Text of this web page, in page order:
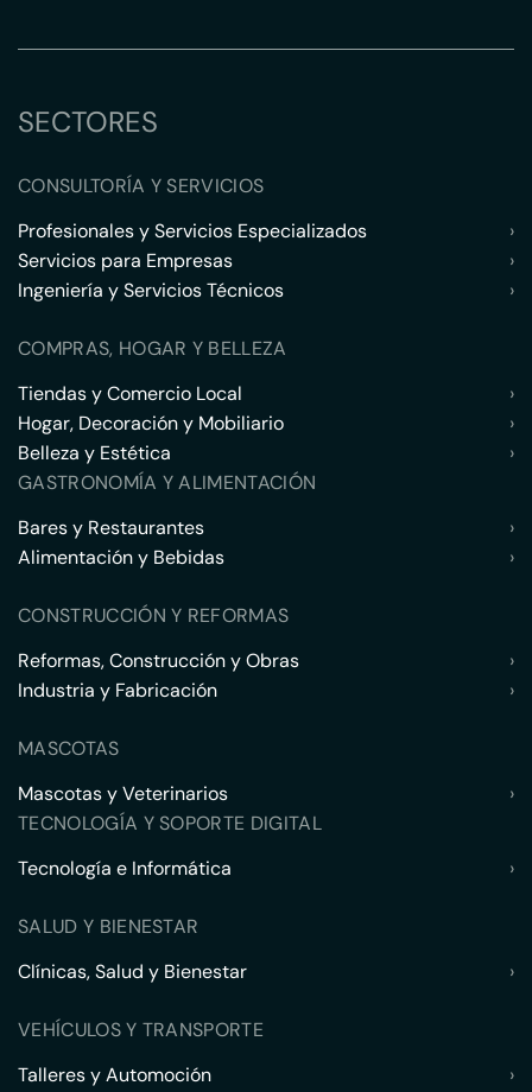
SECTORES
CONSULTORÍA Y SERVICIOS
Profesionales y Servicios Especializados
›
Servicios para Empresas
›
Ingeniería y Servicios Técnicos
›
COMPRAS, HOGAR Y BELLEZA
Tiendas y Comercio Local
›
Hogar, Decoración y Mobiliario
›
Belleza y Estética
›
GASTRONOMÍA Y ALIMENTACIÓN
Bares y Restaurantes
›
Alimentación y Bebidas
›
CONSTRUCCIÓN Y REFORMAS
Reformas, Construcción y Obras
›
Industria y Fabricación
›
MASCOTAS
Mascotas y Veterinarios
›
TECNOLOGÍA Y SOPORTE DIGITAL
Tecnología e Informática
›
SALUD Y BIENESTAR
Clínicas, Salud y Bienestar
›
VEHÍCULOS Y TRANSPORTE
Talleres y Automoción
›